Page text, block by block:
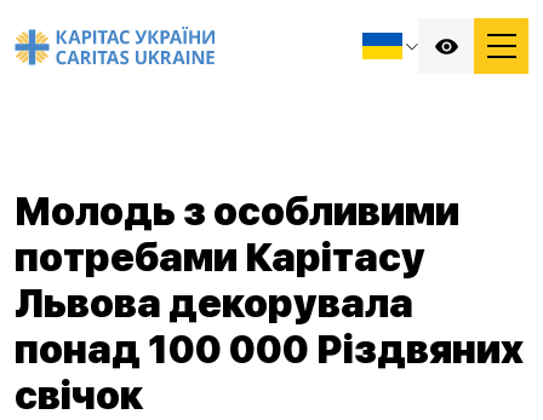
Молодь з особливими
потребами Карітасу
Львова декорувала
понад 100 000 Різдвяних
свічок